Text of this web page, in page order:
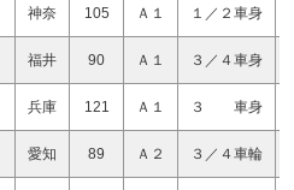
神奈 105 Ａ１ １／２車身
福井 90 Ａ１ ３／４車身
兵庫 121 Ａ１ ３ 車身
愛知 89 Ａ２ ３／４車輪